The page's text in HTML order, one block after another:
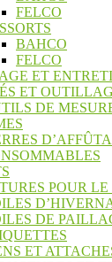
FELCO
BAHCO
FELCO
ET
ET
DE
POUR
DE
ET